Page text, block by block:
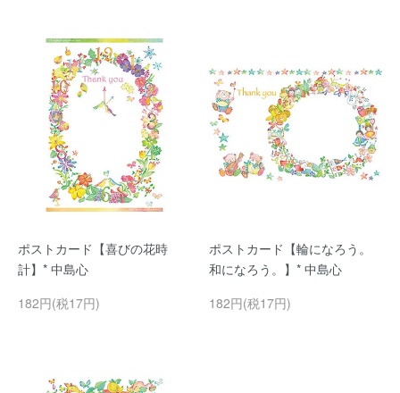
ポストカード【喜びの花時
計】* 中島心
182円(税17円)
ポストカード【輪になろう。
和になろう。】* 中島心
182円(税17円)